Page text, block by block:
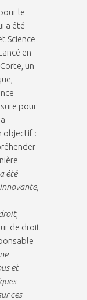
le
a été
Science
en
un
pour
objectif :
été
,
de droit
et
ces